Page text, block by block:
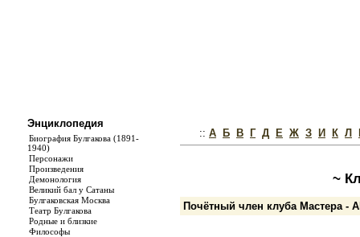
Энциклопедия
Биография Булгакова (1891-
1940)
Персонажи
Произведения
Демонология
Великий бал у Сатаны
Булгаковская Москва
Театр Булгакова
Родные и близкие
Философы
:: А Б В Г Д Е Ж З И К Л
~
Почётный член клуба Мастера -